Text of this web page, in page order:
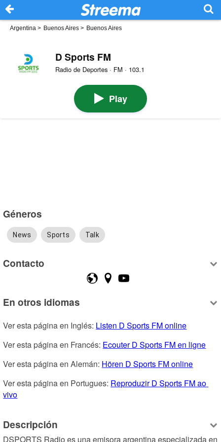
Argentina > Buenos Aires > Buenos Aires
D Sports FM
Radio de Deportes · FM · 103.1
Play
Géneros
News Sports Talk
Contacto
En otros idiomas
Ver esta página en Inglés: Listen D Sports FM online
Ver esta página en Francés: Ecouter D Sports FM en ligne
Ver esta página en Alemán: Hören D Sports FM online
Ver esta página en Portugues: Reproduzir D Sports FM ao
vivo
Descripción
DSPORTS Radio es una emisora argentina especializada en